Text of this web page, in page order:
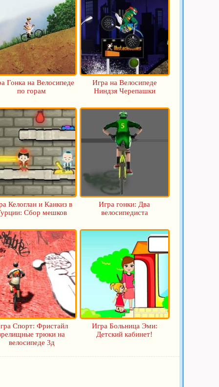
Гонка на Велосипеде
по горам
Игра на Велосипеде
Ниндзя Черепашки
Келоглан и Канкиз в
Сбор мешков
Игра гонки: Два
велосипедиста
Спорт: Фристайл
трюки на
велосипеде 3д
Игра Больница Эми:
Детский кабинет!